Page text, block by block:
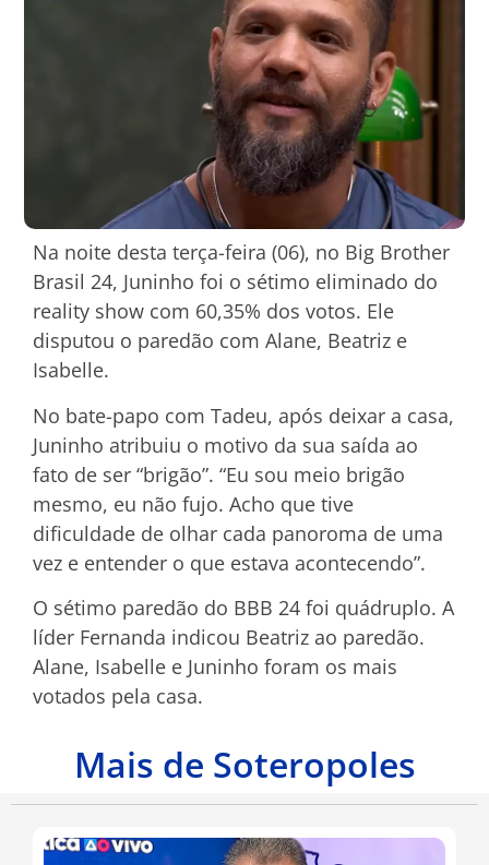
Na noite desta terça-feira (06), no Big Brother
Brasil 24, Juninho foi o sétimo eliminado do
reality show com 60,35% dos votos. Ele
disputou o paredão com Alane, Beatriz e
Isabelle.
No bate-papo com Tadeu, após deixar a casa,
Juninho atribuiu o motivo da sua saída ao
fato de ser “brigão”. “Eu sou meio brigão
mesmo, eu não fujo. Acho que tive
dificuldade de olhar cada panoroma de uma
vez e entender o que estava acontecendo”.
O sétimo paredão do BBB 24 foi quádruplo. A
líder Fernanda indicou Beatriz ao paredão.
Alane, Isabelle e Juninho foram os mais
votados pela casa.
Mais de Soteropoles